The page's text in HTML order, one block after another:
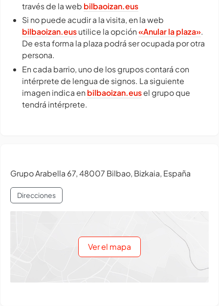
través de la web bilbaoizan.eus
Si no puede acudir a la visita, en la web
bilbaoizan.eusutilice la opción«Anular la plaza».
De esta forma la plaza podrá ser ocupada por otra
persona.
En cada barrio, uno de los grupos contará con
intérprete de lengua de signos. La siguiente
imagen indica en bilbaoizan.eusel grupo que
tendrá intérprete.
Grupo Arabella 67, 48007 Bilbao, Bizkaia, España
Direcciones
Ver el mapa